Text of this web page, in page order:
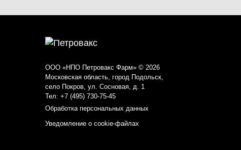
ООО «НПО Петровакс Фарм» © 2026
Московская область, город Подольск,
село Покров, ул. Сосновая, д. 1
Тел: +7 (495) 730-75-45
Обработка персональных данных
Уведомление о cookie-файлах